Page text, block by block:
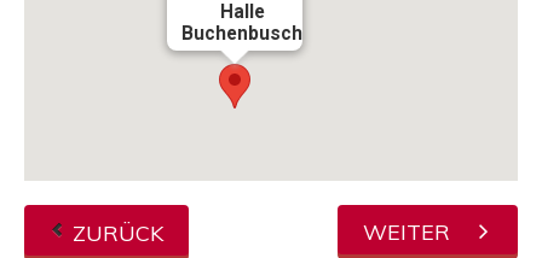
Halle
Buchenbusch
ZURÜCK WEITER